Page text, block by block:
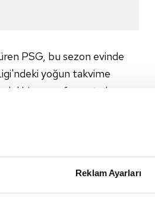
Reklam Ayarları
PSG, bu sezon evinde
yoğun takvime
bir yayın formatıyla
hedefinde. Konuk ekip,
prestij ve puan